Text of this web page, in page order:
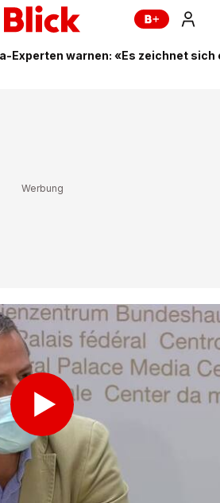
Experten warnen: «Es zeichnet sich